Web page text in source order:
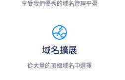
享受我們優秀的域名管理平臺
域名擴展
從大量的頂級域名中選擇